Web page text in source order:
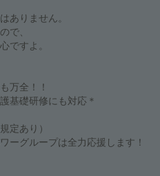
ありません。
で、
ですよ。
万全！！
基礎研修にも対応＊
定あり）
ーグループは全力応援します！